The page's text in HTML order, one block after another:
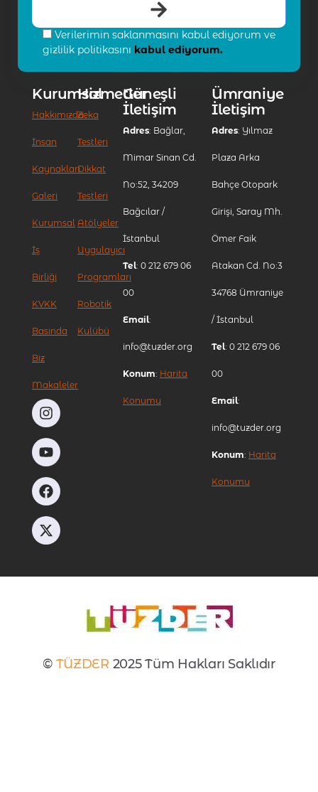
Verilerimin saklanmasını kabul ediyorum ve
gizlilik politikasını kabul ediyorum.
Kurumsal
Hakkımızda
İnsan
Kaynakları
Galeri
Kurumsal
İş
Birliği
KVKK
Basında
Biz
Makaleler
Hizmetler
Zeka
Testleri
Dikkat
Testleri
Atölyeler
Uygulayıcı
Programları
Robotik
Kulübü
Güneşli
İletişim
Adres: Bağlar,
Mimar Sinan Cd.
No:52, 34209
Bağcılar /
İstanbul
Tel: 0 212 679 06
00
Email:
info@tuzder.org
Konum: Harita
Konumu
Ümraniye
İletişim
Adres: Yılmaz
Plaza Arka
Bahçe Otopark
Girişi, Saray Mh.
Ömer Faik
Atakan Cd. No:3
34768 Ümraniye
/ İstanbul
Tel: 0 212 679 06
00
Email:
info@tuzder.org
Konum: Harita
Konumu
© TÜZDER 2025 Tüm Hakları Saklıdır